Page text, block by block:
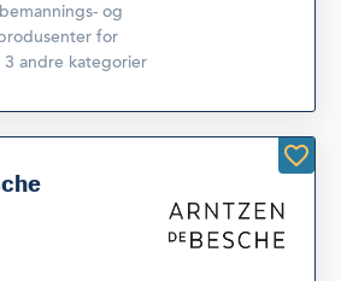
og
for
3 andre kategorier